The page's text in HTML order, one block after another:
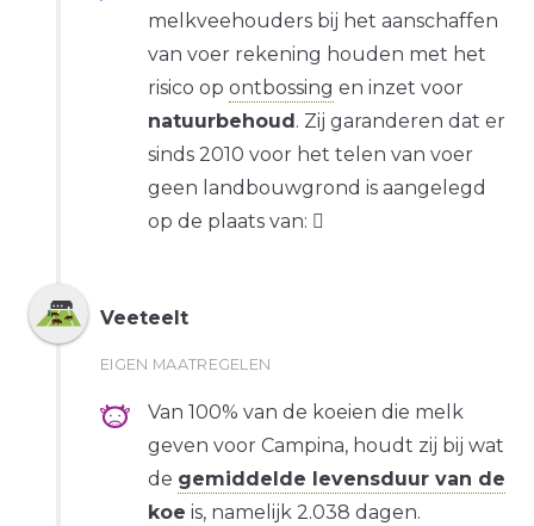
melkveehouders bij het aanschaffen
van voer rekening houden met het
risico op ontbossing en inzet voor
natuurbehoud. Zij garanderen dat er
sinds 2010 voor het telen van voer
geen landbouwgrond is aangelegd
op de plaats van:
Veeteelt
EIGEN MAATREGELEN
Van 100% van de koeien die melk
geven voor Campina, houdt zij bij wat
de gemiddelde levensduur van de
koe is, namelijk 2.038 dagen.